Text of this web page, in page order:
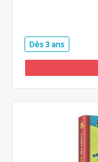
Dès 3 ans